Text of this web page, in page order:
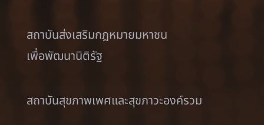
สถาบันส่งเสริมกฎหมายมหาชน
เพื่อพัฒนานิติรัฐ
สถาบันสุขภาพเพศและสุขภาวะองค์รวม